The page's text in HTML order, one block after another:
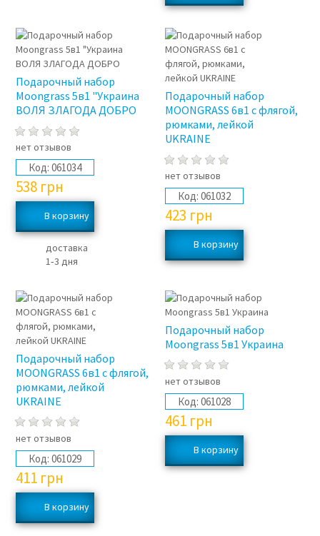
Подарочный набор
Moongrass 5в1 "Украина
ВОЛЯ ЗЛАГОДА ДОБРО
нет отзывов
Код: 061034
538 грн
доставка
1‑3 дня
Подарочный набор
MOONGRASS 6в1 с флягой,
рюмками, лейкой
UKRAINE
нет отзывов
Код: 061032
423 грн
Подарочный набор
MOONGRASS 6в1 с флягой,
рюмками, лейкой
UKRAINE
нет отзывов
Код: 061029
411 грн
Подарочный набор
Moongrass 5в1 Украина
нет отзывов
Код: 061028
461 грн